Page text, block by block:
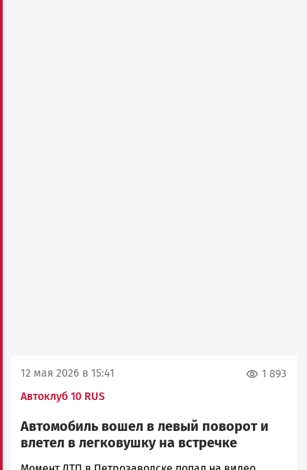
12 мая 2026 в 15:41
Автоклуб 10 RUS
1 893
Автомобиль вошел в левый поворот и
влетел в легковушку на встречке